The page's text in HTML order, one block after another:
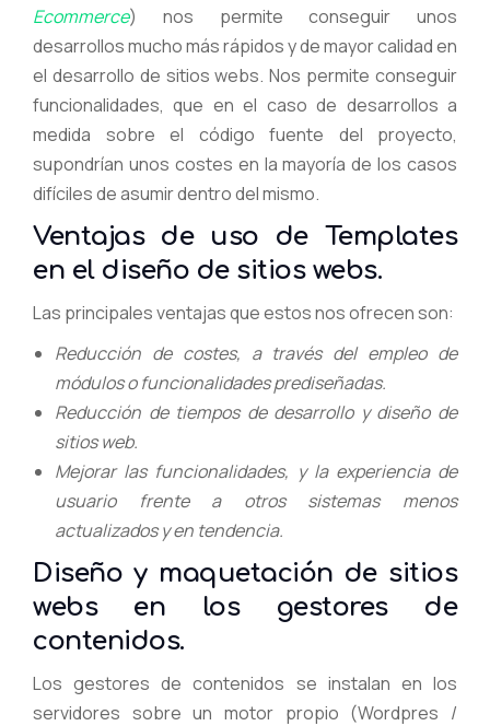
Ecommerce) nos permite conseguir unos
desarrollos mucho más rápidos y de mayor calidad en
el desarrollo de sitios webs. Nos permite conseguir
funcionalidades, que en el caso de desarrollos a
medida sobre el código fuente del proyecto,
supondrían unos costes en la mayoría de los casos
difíciles de asumir dentro del mismo.
Ventajas de uso de Templates
en el diseño de sitios webs.
Las principales ventajas que estos nos ofrecen son:
Reducción de costes, a través del empleo de
módulos o funcionalidades prediseñadas.
Reducción de tiempos de desarrollo y diseño de
sitios web.
Mejorar las funcionalidades, y la experiencia de
usuario frente a otros sistemas menos
actualizados y en tendencia.
Diseño y maquetación de sitios
webs en los gestores de
contenidos.
Los gestores de contenidos se instalan en los
servidores sobre un motor propio (Wordpres /